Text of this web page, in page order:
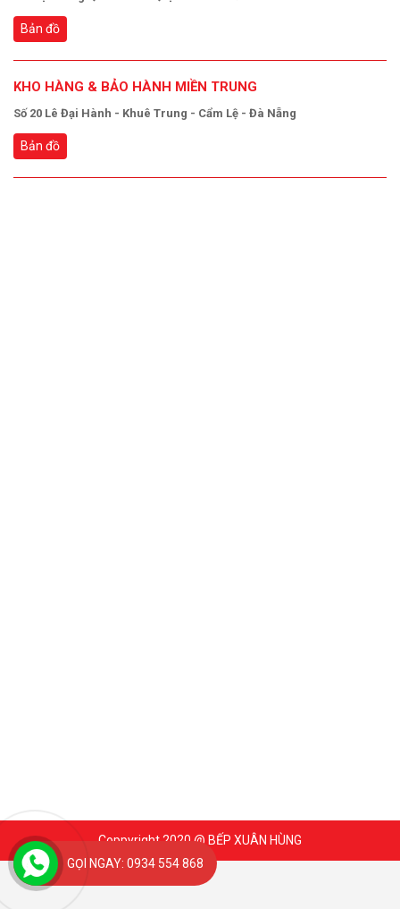
Bản đồ
KHO HÀNG & BẢO HÀNH MIỀN TRUNG
Số 20 Lê Đại Hành - Khuê Trung - Cẩm Lệ - Đà Nẵng
Bản đồ
Coppyright 2020 @ BẾP XUÂN HÙNG
GỌI NGAY: 0934 554 868